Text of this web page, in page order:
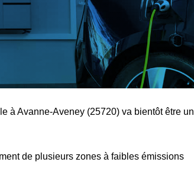
à Avanne-Aveney (25720) va bientôt être un
de plusieurs zones à faibles émissions